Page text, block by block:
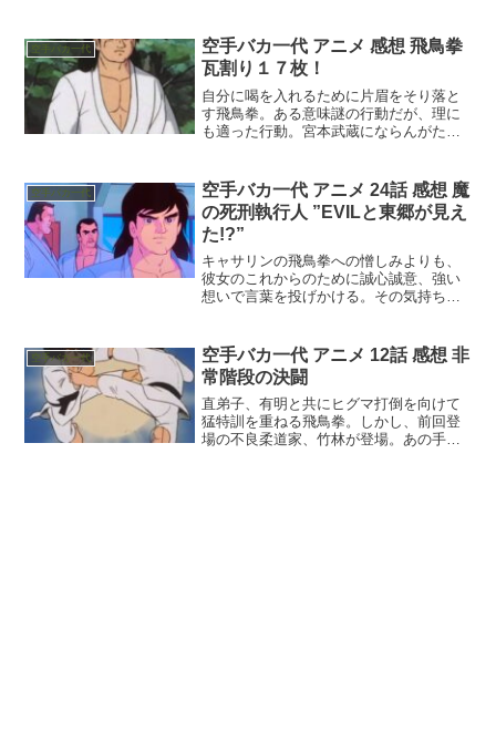
空手バカ一代
空手バカ一代 アニメ 感想 飛鳥拳
瓦割り１７枚！
自分に喝を入れるために片眉をそり落と
す飛鳥拳。ある意味謎の行動だが、理に
も適った行動。宮本武蔵にならんがため
空手バカ一代
空手バカ一代 アニメ 24話 感想 魔
の死刑執行人 ”EVILと東郷が見え
た!?”
キャサリンの飛鳥拳への憎しみよりも、
彼女のこれからのために誠心誠意、強い
想いで言葉を投げかける。その気持ちは
鳴り響く！
空手バカ一代
空手バカ一代 アニメ 12話 感想 非
常階段の決闘
直弟子、有明と共にヒグマ打倒を向けて
猛特訓を重ねる飛鳥拳。しかし、前回登
場の不良柔道家、竹林が登場。あの手こ